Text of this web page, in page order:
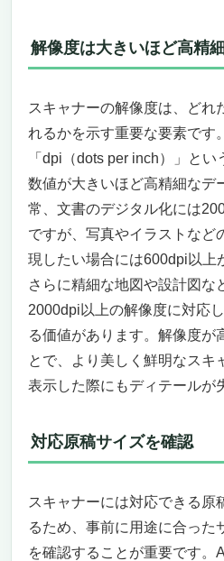
解像度は大きいほど高精
スキャナーの解像度は、どれ
れるかを示す重要な要素です
「dpi（dots per inch）」と
数値が大きいほど高精細なデ
常、文書のデジタル化には
ですが、写真やイラストなど
現したい場合には600dpi以上
さらに精細な地図や設計図な
2000dpi以上の解像度に対応
る価値があります。解像度が
とで、より美しく鮮明なスキ
表示した際にもディテールが
対応原稿サイズを確認
スキャナーには対応できる原
るため、事前に用途に合った
を確認することが重要です。